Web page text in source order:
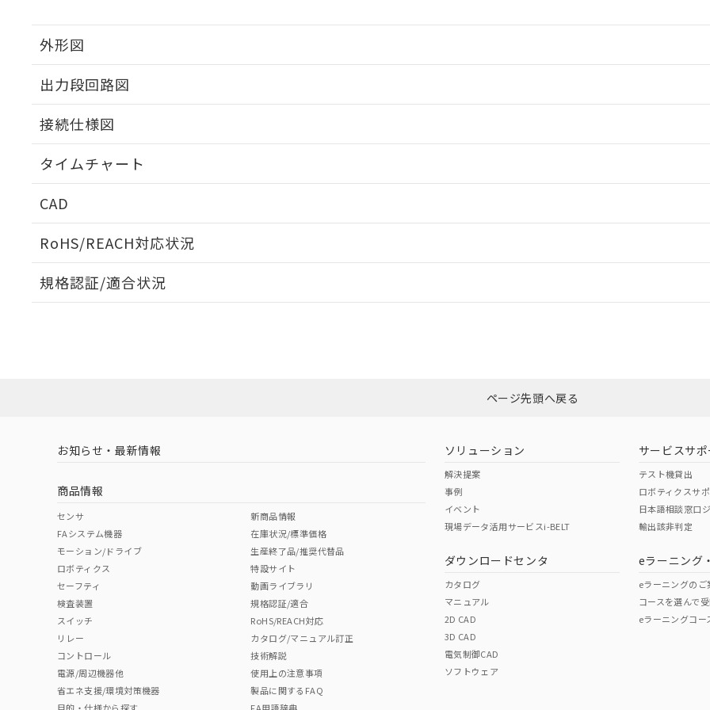
外形図
出力段回路図
接続仕様図
タイムチャート
CAD
RoHS/REACH対応状況
EU RoHS 注意事項・凡例
ダウンロードはこちら
中国 RoHS 注意事項・凡例
中国 RoHS表
Pb Hg Cr(VI)
"対応済み"や非含有の記載がされた商品であっても、流通在庫等で未対応品が混在する可能性があります。
非含有品が必要な際は、弊社営業部門もしくは販売店へお問い合わせください。
規格認証/適合状況
（イギリス
（ノルウェー
（日本
（アメリカ
この製品の規格認証/適合
その他の認証はこちらのページからご
ページ先頭へ戻る
お知らせ・最新情報
商品情報
センサ
FAシステム機器
モーション/ドライブ
ロボティクス
セーフティ
検査装置
スイッチ
リレー
コントロール
電源/周辺機器他
省エネ支援/環境対策機器
新商品情報
在庫状況/標準価格
生産終了品/推奨代替品
特設サイト
動画ライブラリ
規格認証/適合
RoHS/REACH対応
カタログ/マニュアル訂正
技術解説
使用上の注意事項
製品に関するFAQ
ソリューション
解決提案
事例
イベント
現場データ活用サービスi-BELT
ダウンロードセンタ
カタログ
マニュアル
2D CAD
3D CAD
電気制御CAD
ソフトウェア
サービスサポ
テスト機貸出
ロボティクスサ
日本語相談窓口
輸出該非判定
eラーニング
eラーニングのご
コースを選んで
eラーニングコー